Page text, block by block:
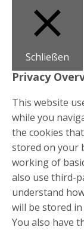
Schließen
Privacy
This website
while you
the cookies
stored on your
working of
also use third-
understand
will be stored
You also have